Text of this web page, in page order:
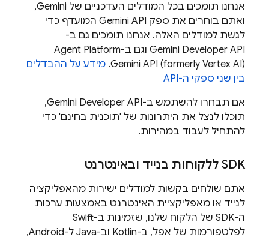
אנחנו תומכים בכל המודלים העדכניים של Gemini
,
ואתם בוחרים את ספק Gemini API המועדף כדי
לגשת למודלים האלה. אנחנו תומכים גם ב-
Gemini Developer API וגם ב-Agent Platform
Gemini API (formerly Vertex AI)
. מידע על ההבדלים
בין שני ספקי ה-API
אם תבחרו להשתמש ב-Gemini Developer API
,
תוכלו לנצל את היתרונות של 'תוכנית בחינם' כדי
להתחיל לעבוד במהירות.
‫SDK ללקוחות בנייד ובאינטרנט
אתם שולחים בקשות למודלים ישירות מהאפליקציה
לנייד או מאפליקציית האינטרנט באמצעות ערכות
ה-SDK של הלקוח שלנו, שזמינות ב-Swift
לפלטפורמות של אפל, ב-Kotlin וב-Java ל-Android,